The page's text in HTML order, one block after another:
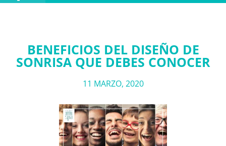
BENEFICIOS DEL DISEÑO DE
SONRISA QUE DEBES CONOCER
11 MARZO, 2020